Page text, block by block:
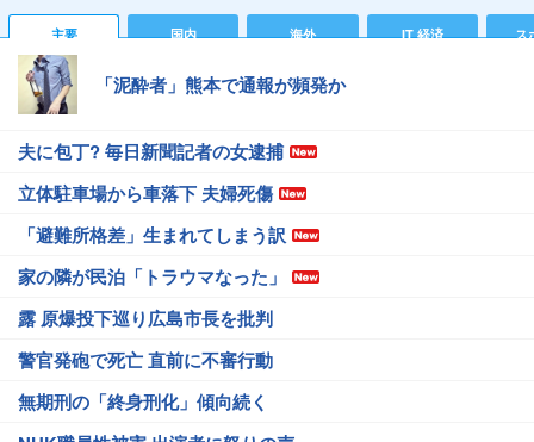
主要 国内 海外 IT 経済 ス
「泥酔者」熊本で通報が頻発か
夫に包丁? 毎日新聞記者の女逮捕
立体駐車場から車落下 夫婦死傷
「避難所格差」生まれてしまう訳
家の隣が民泊「トラウマなった」
露 原爆投下巡り広島市長を批判
警官発砲で死亡 直前に不審行動
無期刑の「終身刑化」傾向続く